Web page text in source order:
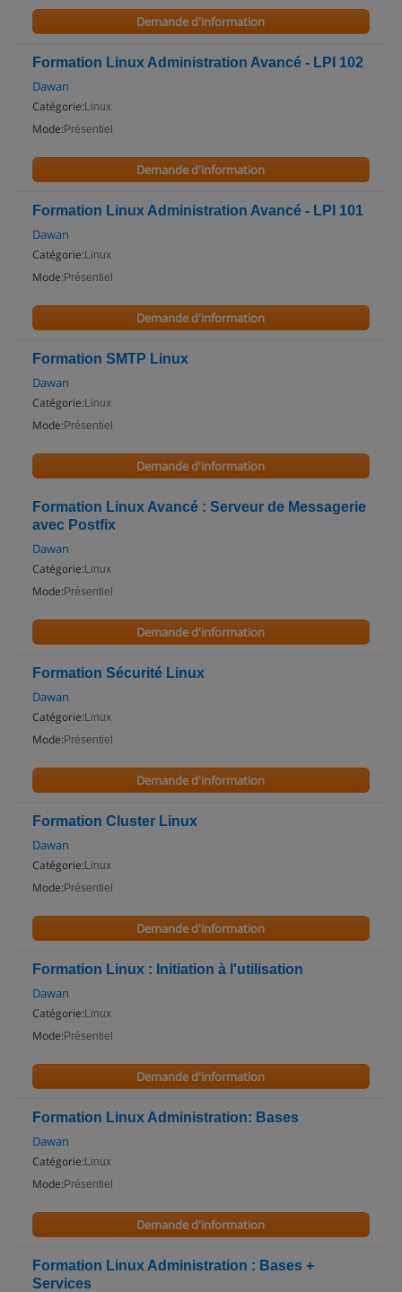
Demande d'information
Formation Linux Administration Avancé - LPI 102
Dawan
Catégorie: Linux
Mode: Présentiel
Demande d'information
Formation Linux Administration Avancé - LPI 101
Dawan
Catégorie: Linux
Mode: Présentiel
Demande d'information
Formation SMTP Linux
Dawan
Catégorie: Linux
Mode: Présentiel
Demande d'information
Formation Linux Avancé : Serveur de Messagerie
avec Postfix
Dawan
Catégorie: Linux
Mode: Présentiel
Demande d'information
Formation Sécurité Linux
Dawan
Catégorie: Linux
Mode: Présentiel
Demande d'information
Formation Cluster Linux
Dawan
Catégorie: Linux
Mode: Présentiel
Demande d'information
Formation Linux : Initiation à l'utilisation
Dawan
Catégorie: Linux
Mode: Présentiel
Demande d'information
Formation Linux Administration: Bases
Dawan
Catégorie: Linux
Mode: Présentiel
Demande d'information
Formation Linux Administration : Bases +
Services